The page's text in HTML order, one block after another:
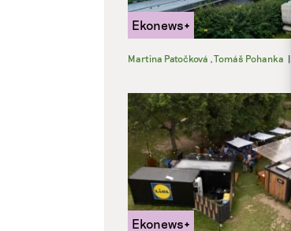
Martina Patočková Tomáš Pohanka |